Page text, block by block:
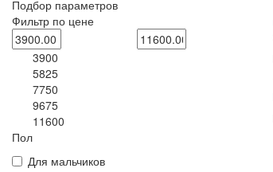
Подбор параметров
Фильтр по цене
3900
5825
7750
9675
11600
Пол
Для мальчиков